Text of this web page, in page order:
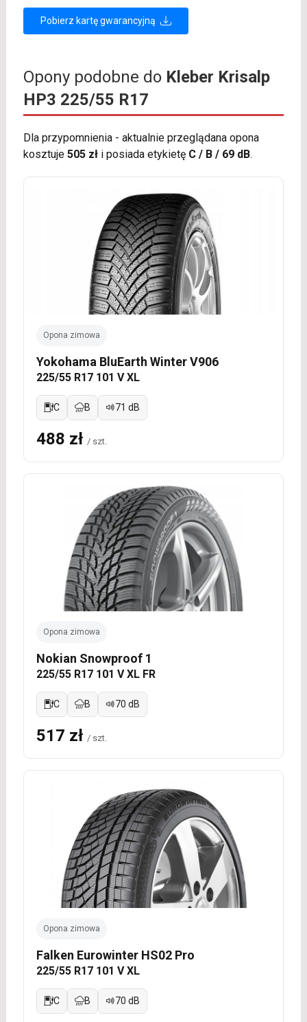
Pobierz kartę gwarancyjną
Opony podobne do Kleber Krisalp
HP3 225/55 R17
Dla przypomnienia - aktualnie przeglądana opona
kosztuje 505 złi posiada etykietę C / B / 69 dB.
Opona zimowa
Yokohama BluEarth Winter V906
225/55 R17 101 V XL
C B 71 dB
488 zł / szt.
Opona zimowa
Nokian Snowproof 1
225/55 R17 101 V XL FR
C B 70 dB
517 zł / szt.
Opona zimowa
Falken Eurowinter HS02 Pro
225/55 R17 101 V XL
C B 70 dB